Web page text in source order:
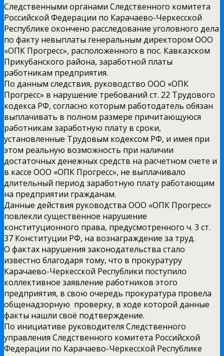
Следственными органами Следственного комитета
Российской Федерации по Карачаево-Черкесской
Республике окончено расследование уголовного дела
по факту невыплаты генеральным директором ООО
«ОПК Прогресс», расположенного в пос. Кавказском
Прикубанского района, заработной платы
работникам предприятия.
По данным следствия, руководство ООО «ОПК
Прогресс» в нарушение требований ст. 22 Трудового
кодекса РФ, согласно которым работодатель обязан
выплачивать в полном размере причитающуюся
работникам заработную плату в сроки,
установленные Трудовым кодексом РФ, и имея при
этом реальную возможность при наличии
достаточных денежных средств на расчетном счете и
в кассе ООО «ОПК Прогресс», не выплачивало
длительный период заработную плату работающим
на предприятии гражданам.
Данные действия руководства ООО «ОПК Прогресс»
повлекли существенное нарушение
конституционного права, предусмотренного ч. 3 ст.
37 Конституции РФ, на вознаграждение за труд.
О фактах нарушения законодательства стало
известно благодаря тому, что в прокуратуру
Карачаево-Черкесской Республики поступило
коллективное заявление работников этого
предприятия, в свою очередь прокуратура провела
общенадзорную проверку, в ходе которой данные
факты нашли своё подтверждение.
По инициативе руководителя Следственного
управления Следственного комитета Российской
Федерации по Карачаево-Черкесской Республике